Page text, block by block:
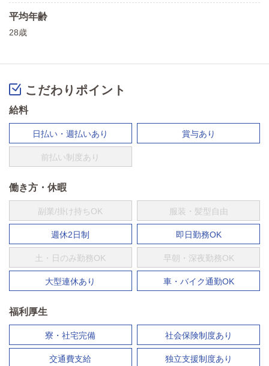
平均年齢
28歳
こだわりポイント
給料
日払い・週払いあり 賞与あり
前払い制度あり
働き方・休暇
副業/掛け持ちOK 服装・髪型自由
週休2日制 即日勤務OK
土・日のみ勤務OK 早朝・深夜勤務OK
大型連休あり 車・バイク通勤OK
福利厚生
寮・社宅完備 社会保険制度あり
交通費支給 独立支援制度あり